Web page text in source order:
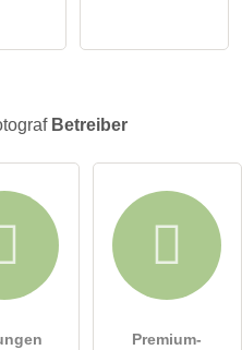
Fragen sind
Betreiber
Premium-